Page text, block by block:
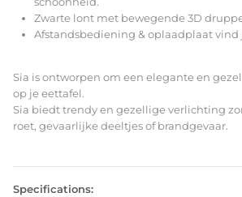
Zwarte lont met bewegende 3D
Afstandsbediening & oplaadplaat vind
Sia is ontworpen om een elegante en
op je eettafel.
Sia biedt trendy en gezellige verlichting
roet, gevaarlijke deeltjes of brandgevaar.
Specifications: